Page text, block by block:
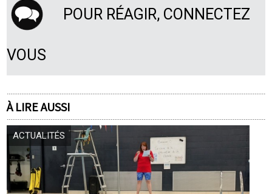
POUR RÉAGIR, CONNECTEZ
VOUS
À LIRE AUSSI
ACTUALITÉS